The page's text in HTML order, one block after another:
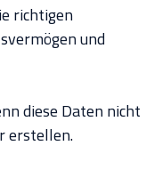
richtigen
und
diese Daten nicht
erstellen.